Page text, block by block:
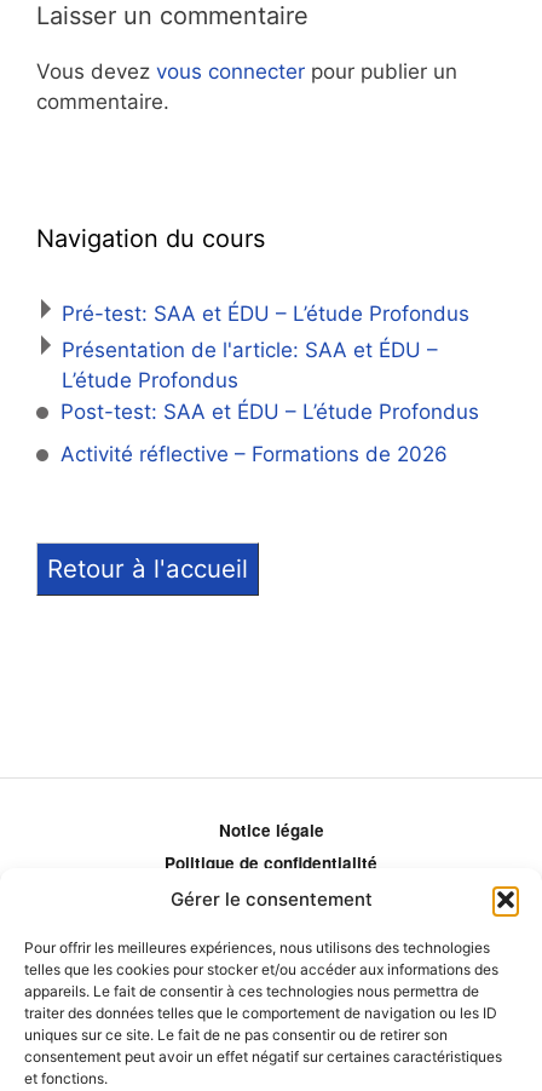
Gérer le consentement
Pour offrir les meilleures expériences, nous utilisons des technologies
telles que les cookies pour stocker et/ou accéder aux informations des
appareils. Le fait de consentir à ces technologies nous permettra de
traiter des données telles que le comportement de navigation ou les ID
uniques sur ce site. Le fait de ne pas consentir ou de retirer son
consentement peut avoir un effet négatif sur certaines caractéristiques
et fonctions.
Laisser un commentaire
Vous devez vous connecter pour publier un
commentaire.
Navigation du cours
Pré-test: SAA et ÉDU – L’étude Profondus
Présentation de l'article: SAA et ÉDU –
L’étude Profondus
Post-test: SAA et ÉDU – L’étude Profondus
Activité réflective – Formations de 2026
Retour à l'accueil
Notice légale
Politique de confidentialité
Politique de remboursement
Comment ça marche?
Qui sommes-nous?
Obtenir les crédits
Les éditeurs